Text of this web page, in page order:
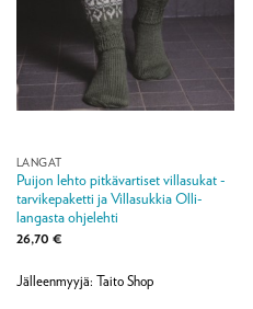
LANGAT
Puijon lehto pitkävartiset villasukat -
tarvikepaketti ja Villasukkia Olli-
langasta ohjelehti
26,70 €
Jälleenmyyjä: Taito Shop